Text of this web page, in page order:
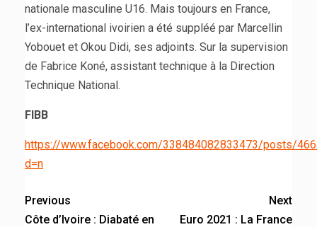
nationale masculine U16. Mais toujours en France,
l’ex-international ivoirien a été suppléé par Marcellin
Yobouet et Okou Didi, ses adjoints. Sur la supervision
de Fabrice Koné, assistant technique à la Direction
Technique National.
FIBB
https://www.facebook.com/338484082833473/posts/
d=n
Previous
Côte d’Ivoire : Diabaté en
Next
Euro 2021 : La France